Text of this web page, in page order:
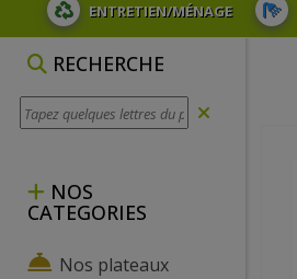
ENTRETIEN/MÉNAGE
RECHERCHE
NOS
CATEGORIES
Nos plateaux